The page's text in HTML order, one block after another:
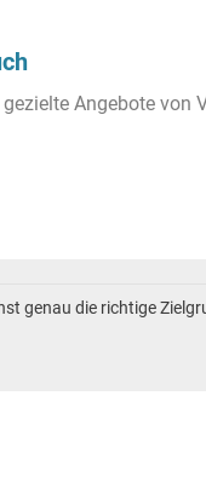
Angebote von
genau die richtige